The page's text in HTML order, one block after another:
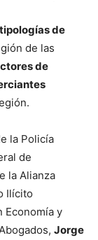
tipologías de
de las
de
la Policía
de
la Alianza
Ilícito
Economía y
Jorge